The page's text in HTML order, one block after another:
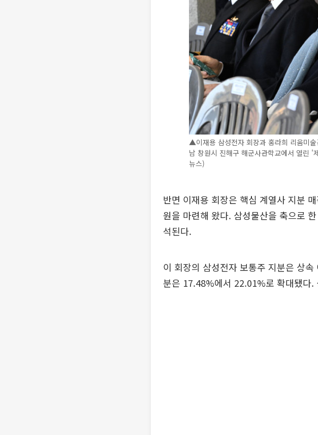
▲이재용 삼성전자 회장과 홍라희 리움미
남 창원시 진해구 해군사관학교에서 열린
뉴스)
반면 이재용 회장은 핵심 계열사 지분
원을 마련해 왔다. 삼성물산을 축으로
석된다.
이 회장의 삼성전자 보통주 지분은 상
분은 17.48%에서 22.01%로 확대됐다